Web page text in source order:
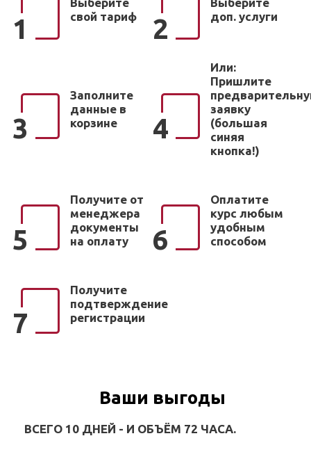
1
свой тариф
2
доп. услуги
3
Заполните
данные в
корзине
4
Или:
Пришлите
заявку
(большая
синяя
кнопка!)
5
Получите от
менеджера
документы
на оплату
6
Оплатите
курс любым
удобным
способом
7
Получите
подтверждение
регистрации
Ваши выгоды
ВСЕГО 10 ДНЕЙ - И ОБЪЁМ 72 ЧАСА.